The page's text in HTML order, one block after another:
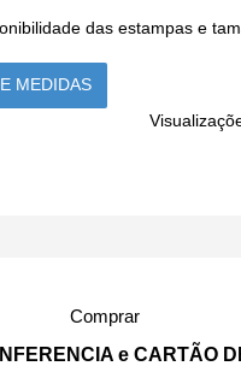
das estampas e
MEDIDAS
Comprar
e CARTÃO